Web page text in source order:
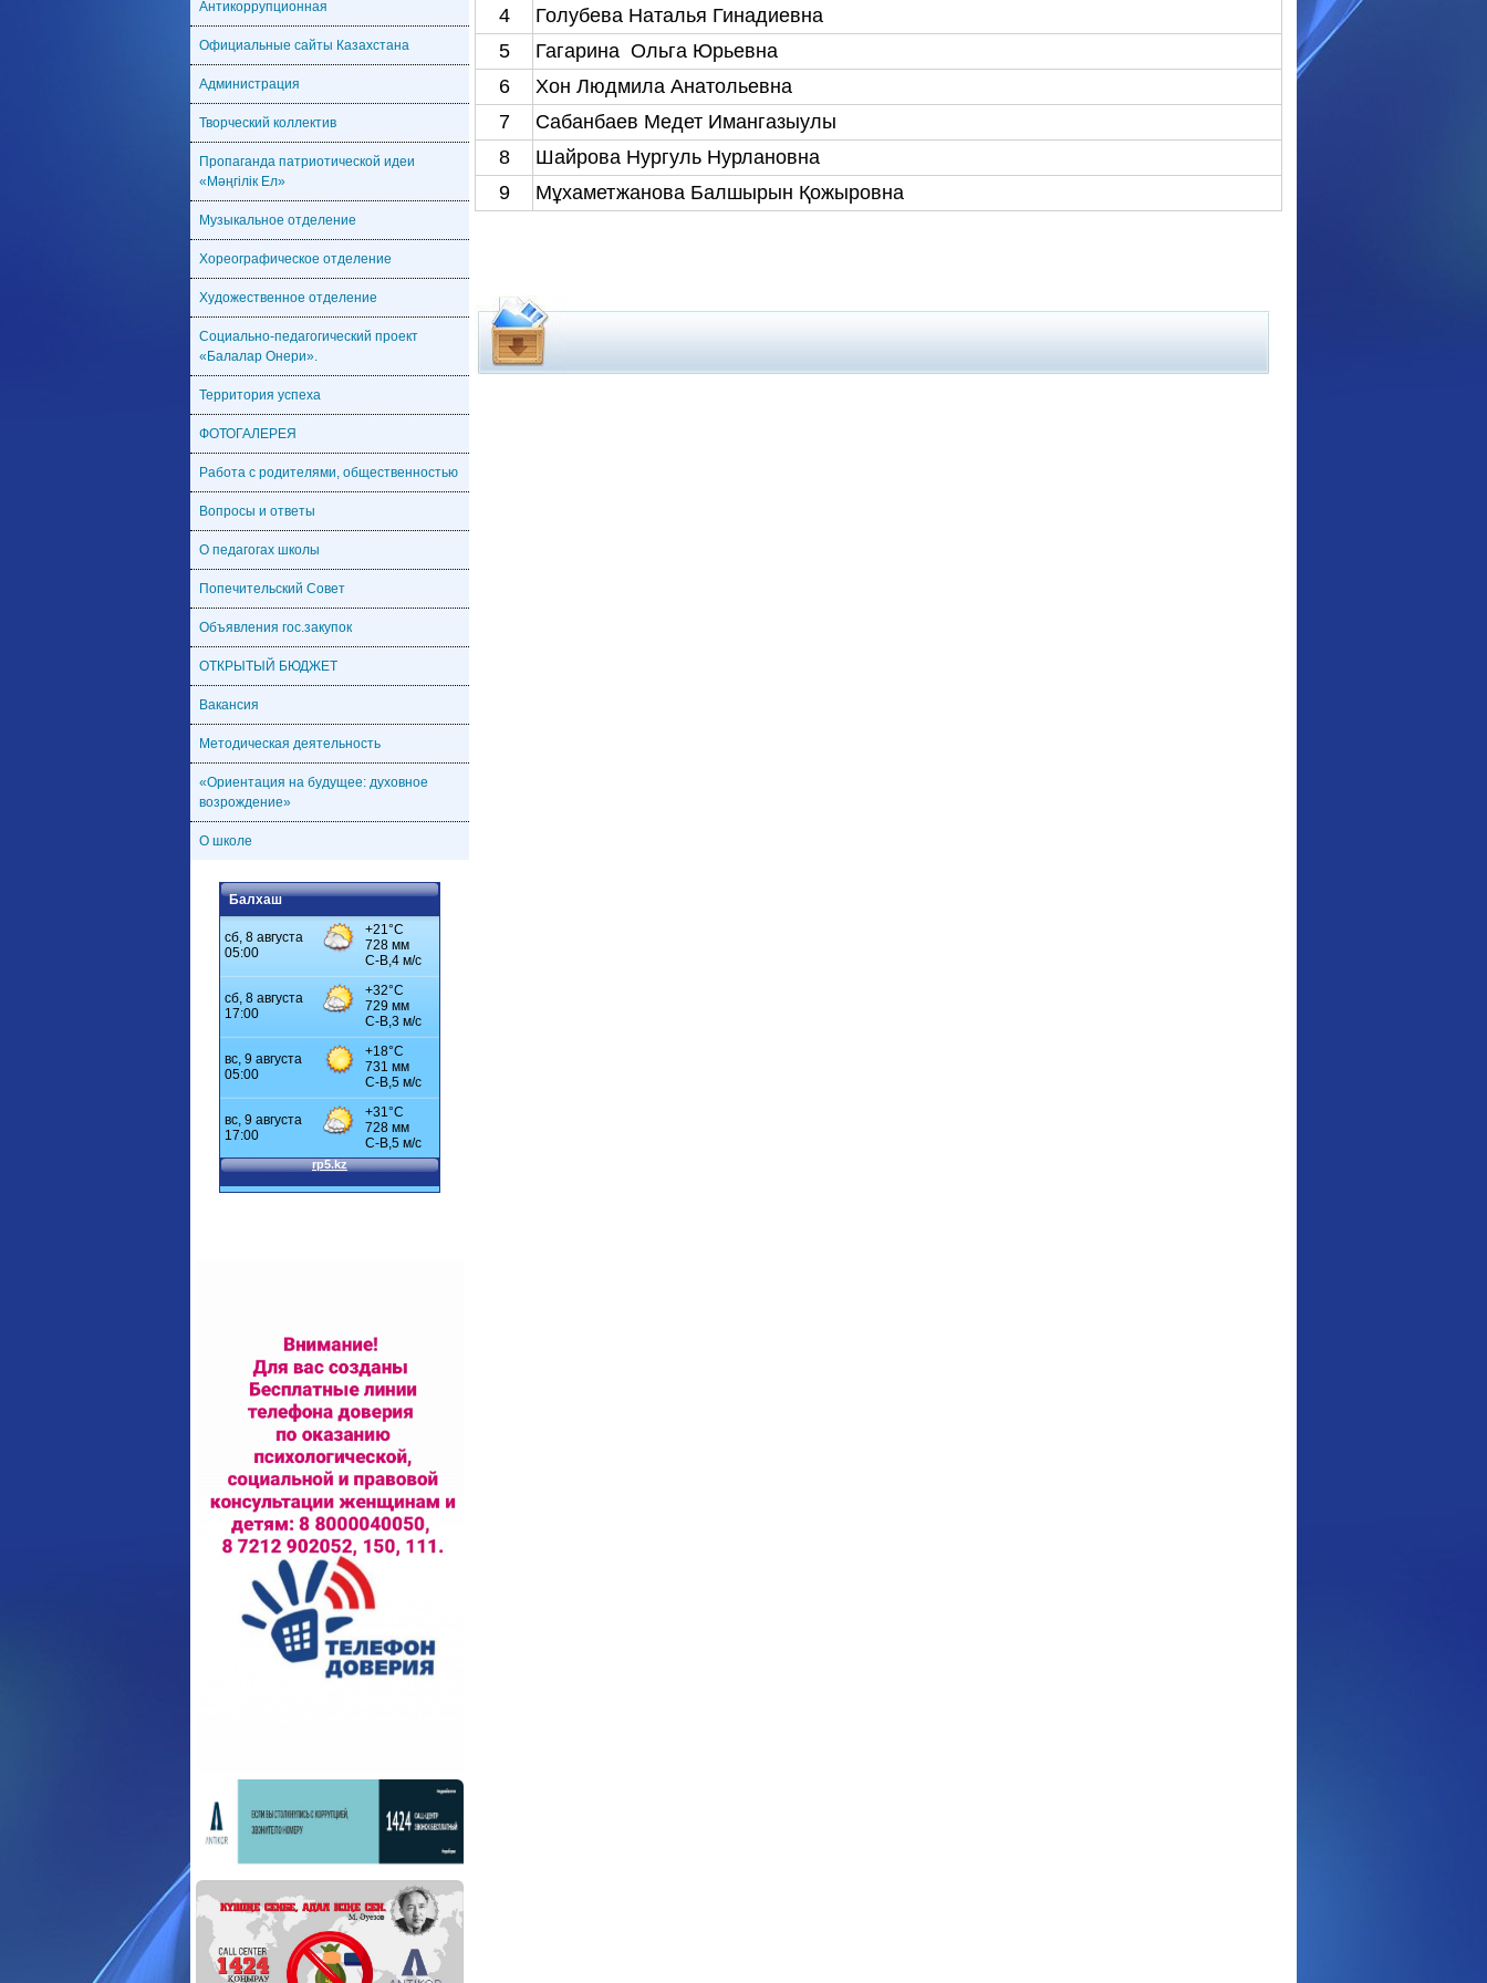
Антикоррупционная
Официальные сайты Казахстана
Администрация
Творческий коллектив
Пропаганда патриотической идеи
«Мәңгілік Ел»
Музыкальное отделение
Хореографическое отделение
Художественное отделение
Социально-педагогический проект
«Балалар Онери».
Территория успеха
ФОТОГАЛЕРЕЯ
Работа с родителями, общественностью
Вопросы и ответы
О педагогах школы
Попечительский Совет
Объявления гос.закупок
ОТКРЫТЫЙ БЮДЖЕТ
Вакансия
Методическая деятельность
«Ориентация на будущее: духовное
возрождение»
О школе
Балхаш
4
Голубева Наталья Гинадиевна
5
Гагарина Ольга Юрьевна
6
Хон Людмила Анатольевна
7
Сабанбаев Медет Имангазыулы
8
Шайрова Нургуль Нурлановна
9
Мұхаметжанова Балшырын Қожыровна